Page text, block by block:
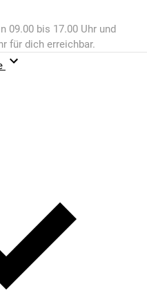
09.00 bis 17.00 Uhr und
für dich erreichbar.